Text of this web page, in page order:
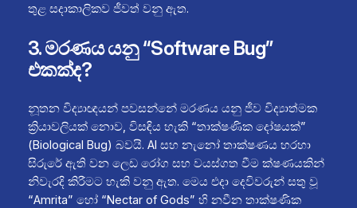
තුළ සදාකාලිකව ජීවත් වනු ඇත.
3. මරණය යනු “Software Bug”
එකක්ද?
නූතන විද්‍යාඥයන් පවසන්නේ මරණය යනු ජීව විද්‍යාත්මක
ක්‍රියාවලියක් නොව, විසඳිය හැකි “තාක්ෂණික දෝෂයක්”
(Biological Bug) බවයි. AI සහ නැනෝ තාක්ෂණය හරහා
සිරුරේ ඇති වන ලෙඩ රෝග සහ වයස්ගත වීම ක්ෂණයකින්
නිවැරදි කිරීමට හැකි වනු ඇත. මෙය එදා දෙවිවරුන් සතු වූ
“Amrita” හෝ “Nectar of Gods” හි නවීන තාක්ෂණික